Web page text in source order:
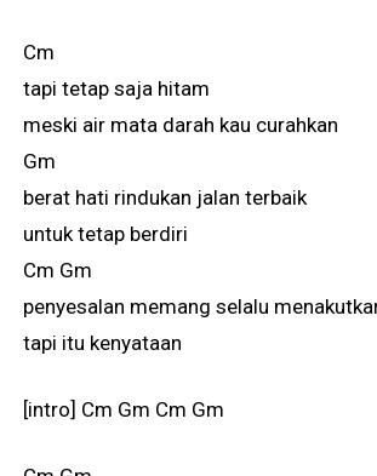
Cm
tapi tetap saja hitam
meski air mata darah kau curahkan
Gm
berat hati rindukan jalan terbaik
untuk tetap berdiri
Cm Gm
penyesalan memang selalu
tapi itu kenyataan
[intro] Cm Gm Cm Gm